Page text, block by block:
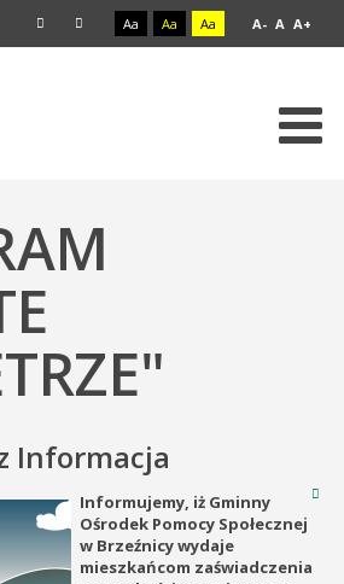
Aa Aa Aa A- A A+
Informacja
Informujemy, iż Gminny
Ośrodek Pomocy Społecznej
w Brzeźnicy wydaje
mieszkańcom zaświadczenia